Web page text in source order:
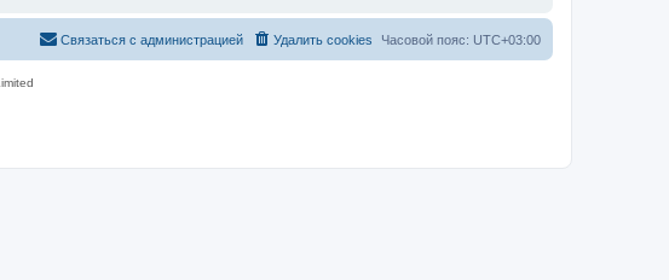
Часовой пояс: UTC+03:00
Удалить cookies
Связаться с администрацией